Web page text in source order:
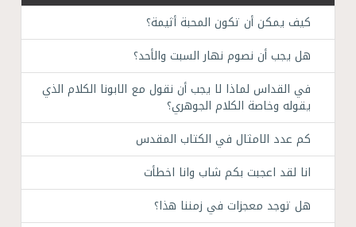
كيف يمكن أن تكون المحبة أثيمة؟
هل يجب أن نصوم نهار السبت والأحد؟
في القداس لماذا لا يجب أن نقول مع الابونا الكلام الذي
يقوله وخاصة الكلام الجوهري؟
كم عدد الامثال في الكتاب المقدس
انا لقد اعجبت بكم شاب وانا اخطأت
هل توجد معجزات في زمننا هذا؟